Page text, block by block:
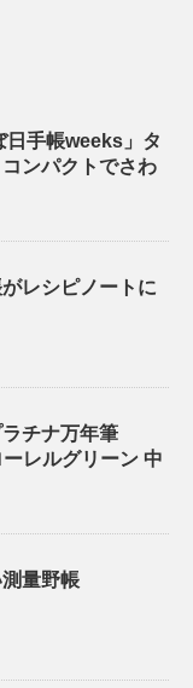
日手帳weeks」タ
ンパクトでさわ
レシピノートに
チナ万年筆
レルグリーン 中
量野帳